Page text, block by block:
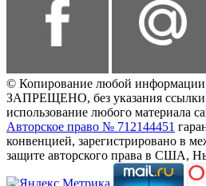
© Копирование любой
ЗАПРЕЩЕНО, без указания ссылки
использование любого материала
Авторское право № 712144451
конвенцией, зарегистрировано в
защите авторского права в США,